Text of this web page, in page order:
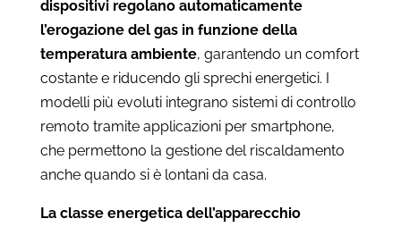
dispositivi regolano automaticamente
l’erogazione del gas in funzione della
temperatura ambiente, garantendo un comfort
costante e riducendo gli sprechi energetici. I
modelli più evoluti integrano sistemi di controllo
remoto tramite applicazioni per smartphone,
che permettono la gestione del riscaldamento
anche quando si è lontani da casa.
La classe energetica dell’apparecchio